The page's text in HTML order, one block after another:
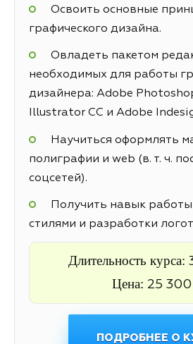
Освоить основные
графического дизайна.
Овладеть пакетом
необходимых для работы
дизайнера: Adobe
Illustrator CC и Adobe
Научиться оформлять
полиграфии и web (в. т. ч.
соцсетей).
Получить навык
стилями и разработки
Длительность курса:
Цена: 25
ПОДРОБНЕЕ О